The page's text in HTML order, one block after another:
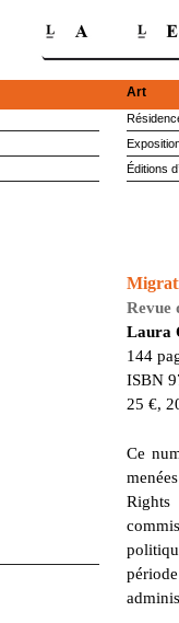
Art
Éditions
Revue
Laura
144
ISBN
25 €,
Ce
Rights